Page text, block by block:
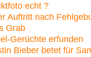
echt ?
Auftritt nach
Grab
Gerüchte erfunden
Bieber betet für